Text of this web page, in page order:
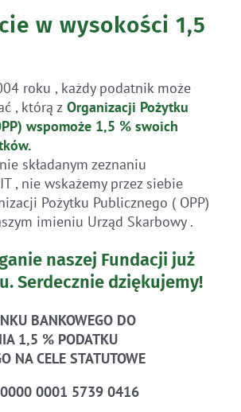
w wysokości 1,5
roku , każdy podatnik może
, którą zOrganizacji Pożytku
wspomoże 1,5 % swoich
.
składanym zeznaniu
, nie wskażemy przez siebie
Pożytku Publicznego ( OPP)
imieniu Urząd Skarbowy .
naszej Fundacji już
Serdecznie dziękujemy!
BANKOWEGO DO
1,5 % PODATKU
NA CELE STATUTOWE
0001 5739 0416